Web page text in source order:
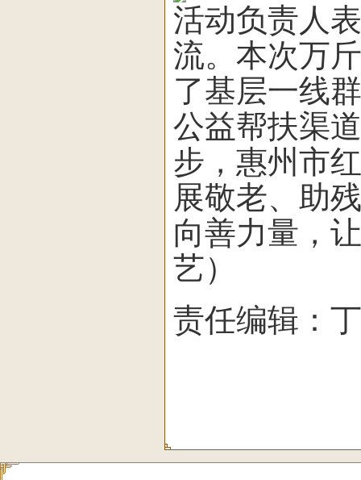
活动负责人
流。本次万
了基层一线
公益帮扶渠
步，惠州市
展敬老、助
向善力量，
艺）
责任编辑：